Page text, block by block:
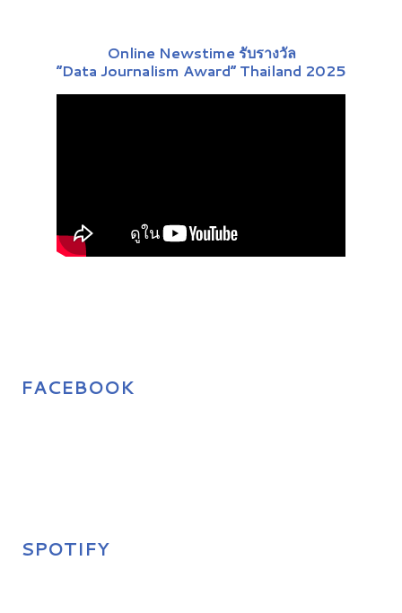
Online Newstime รับรางวัล
“Data Journalism Award” Thailand 2025
FACEBOOK
SPOTIFY